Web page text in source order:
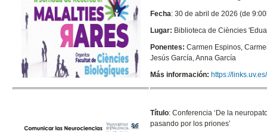
Fecha: 30 de abril de 2026 (de
Lugar: Biblioteca de Ciències
Ponentes:Carmen Espinos,
Jesús García, Anna García
Más información: https://
Título:Conferencia ‘De la
pasando por los priones’